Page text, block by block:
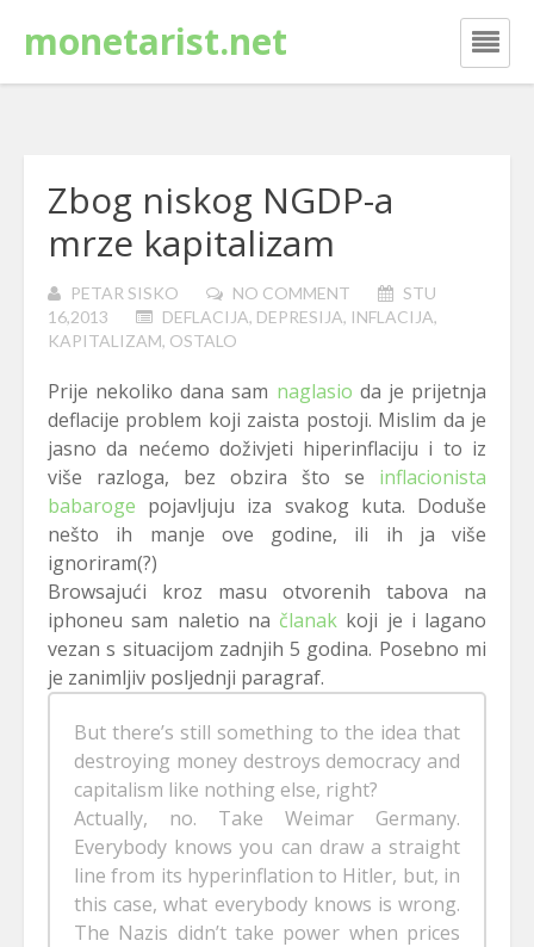
monetarist.net
Zbog niskog NGDP-a
mrze kapitalizam
PETAR SISKO NO COMMENT
STU
16,2013
DEFLACIJA, DEPRESIJA, INFLACIJA,
KAPITALIZAM, OSTALO
Prije nekoliko dana sam naglasio da je prijetnja
deflacije problem koji zaista postoji. Mislim da je
jasno da nećemo doživjeti hiperinflaciju i to iz
više razloga, bez obzira što se inflacionista
babaroge pojavljuju iza svakog kuta. Doduše
nešto ih manje ove godine, ili ih ja više
ignoriram(?)
Browsajući kroz masu otvorenih tabova na
iphoneu sam naletio na članak koji je i lagano
vezan s situacijom zadnjih 5 godina. Posebno mi
je zanimljiv posljednji paragraf.
But there’s still something to the idea that
destroying money destroys democracy and
capitalism like nothing else, right?
Actually, no. Take Weimar Germany.
Everybody knows you can draw a straight
line from its hyperinflation to Hitler, but, in
this case, what everybody knows is wrong.
The Nazis didn’t take power when prices